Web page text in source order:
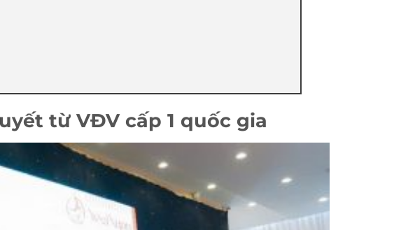
từ VĐV cấp 1 quốc gia